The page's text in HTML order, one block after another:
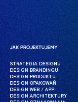
JAK PROJEKTUJEMY
JAK PROJEKTUJEMY
STRATEGIA DESIGNU
STRATEGIA DESIGNU
DESIGN BRANDINGU
DESIGN BRANDINGU
DESIGN PRODUKTU
DESIGN PRODUKTU
DESIGN OPAKOWAŃ
DESIGN OPAKOWAŃ
DESIGN WEB / APP
DESIGN WEB / APP
DESIGN ARCHITEKTURY
DESIGN ARCHITEKTURY